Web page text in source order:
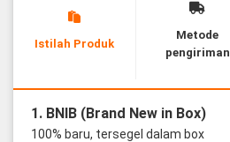
Istilah Produk
Metode
pengiriman
1. BNIB (Brand New in Box)
100% baru, tersegel dalam box